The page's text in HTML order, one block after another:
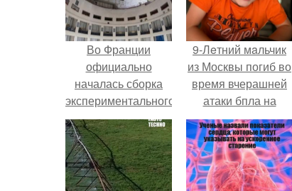
Во Франции
официально
началась сборка
экспериментального
термоядерного
реактора Iter.
9-Лeтний мaльчик
из Москвы погиб во
время вчерашней
атаки бпла на
пляже под
Геленджиком.